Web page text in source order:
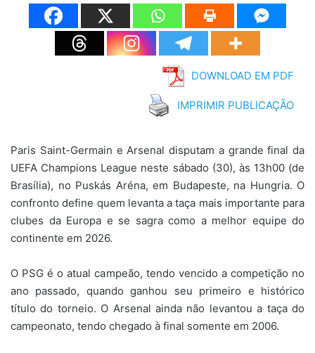
DOWNLOAD EM PDF
IMPRIMIR PUBLICAÇÃO
Paris Saint-Germain e Arsenal disputam a grande final da
UEFA Champions League neste sábado (30), às 13h00 (de
Brasília), no Puskás Aréna, em Budapeste, na Hungria. O
confronto define quem levanta a taça mais importante para
clubes da Europa e se sagra como a melhor equipe do
continente em 2026.
O PSG é o atual campeão, tendo vencido a competição no
ano passado, quando ganhou seu primeiro e histórico
título do torneio. O Arsenal ainda não levantou a taça do
campeonato, tendo chegado à final somente em 2006.